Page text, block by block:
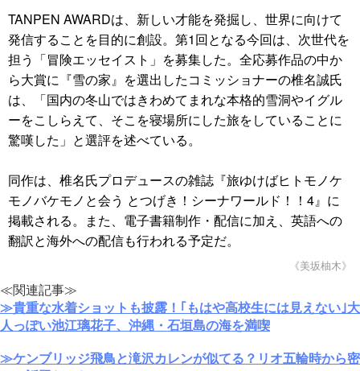
TANPEN AWARDは、新しい才能を発掘し、世界に向けて
発信することを目的に創設。第1回となる今回は、次世代を
担う「冒険エッセイスト」を募集した。全応募作品の中か
ら大賞に『雪の家』を選出したコミッショナーの椎名誠氏
は、「国内の冬山ではきわめてまれな本格的雪洞やイグル
ーをこしらえて、そこを寝場所にした旅をしていることに
驚嘆した」と選評を述べている。
同作は、椎名氏プロデュースの雑誌『旅ゆけばヒトモノケ
モノバケモノと会う とつげき！シーナワールド！！4』に
掲載される。また、電子書籍制作・配信に加え、英語への
翻訳と海外への配信も行われる予定だ。
《美坂柚木》
≪関連記事≫
≫貴重な水着ショットも披露！｢もはや高校生には見えない｣大
人っぽい池江璃花子、沖縄・石垣島の海を満喫
≫ケンブリッジ飛鳥と滝沢カレンが似てる？リオ五輪時から密